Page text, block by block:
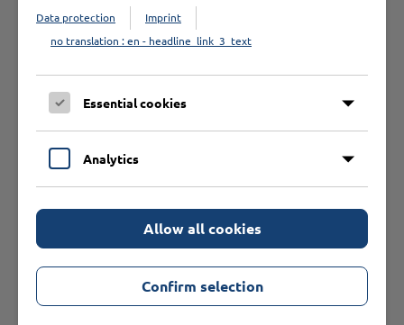
Das könnte Sie auch
Data protection
Imprint
no translation : en - headline_link_3_text
Essential cookies
Analytics
Allow all cookies
Confirm selection